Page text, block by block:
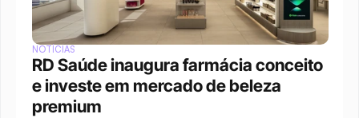
NOTÍCIAS
RD Saúde inaugura farmácia conceito
e investe em mercado de beleza
premium